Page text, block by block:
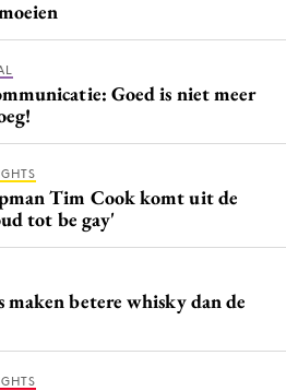
Goed is niet meer
Tim Cook komt uit de
tot be gay'
maken betere whisky dan de